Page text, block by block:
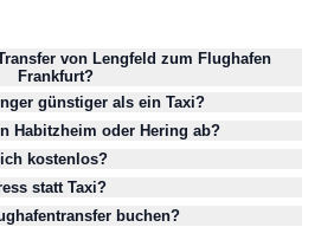
von Lengfeld zum Flughafen
Frankfurt?
günstiger als ein Taxi?
Habitzheim oder Hering ab?
kostenlos?
statt Taxi?
buchen?